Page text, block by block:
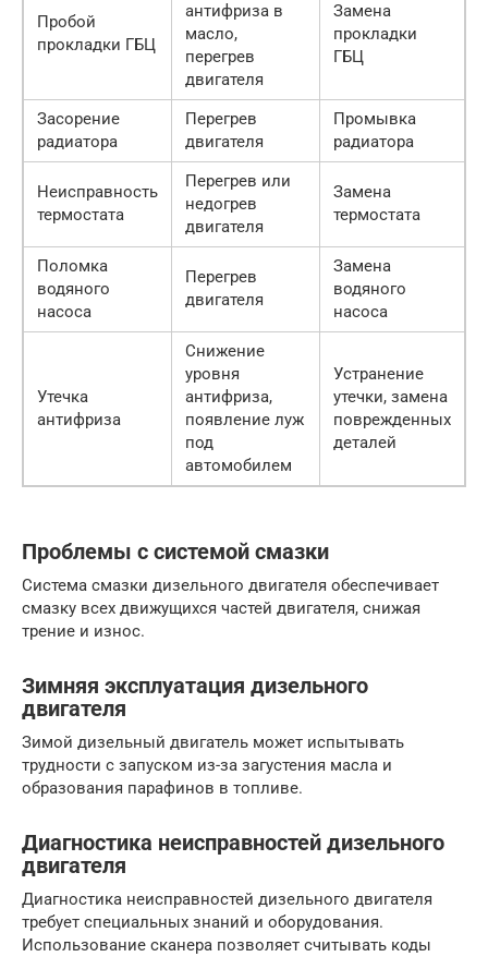
Пробой
прокладки ГБЦ
антифриза в
масло,
перегрев
двигателя
Замена
прокладки
ГБЦ
Засорение
радиатора
Перегрев
двигателя
Промывка
радиатора
Неисправность
термостата
Перегрев или
недогрев
двигателя
Замена
термостата
Поломка
водяного
насоса
Перегрев
двигателя
Замена
водяного
насоса
Утечка
антифриза
Снижение
уровня
антифриза,
появление луж
под
автомобилем
Устранение
утечки, замена
поврежденных
деталей
Проблемы с системой смазки
Система смазки дизельного двигателя обеспечивает
смазку всех движущихся частей двигателя, снижая
трение и износ.
Зимняя эксплуатация дизельного
двигателя
Зимой дизельный двигатель может испытывать
трудности с запуском из-за загустения масла и
образования парафинов в топливе.
Диагностика неисправностей дизельного
двигателя
Диагностика неисправностей дизельного двигателя
требует специальных знаний и оборудования.
Использование сканера позволяет считывать коды